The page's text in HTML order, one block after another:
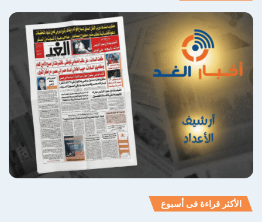
الأكثر قراءة فى أسبوع